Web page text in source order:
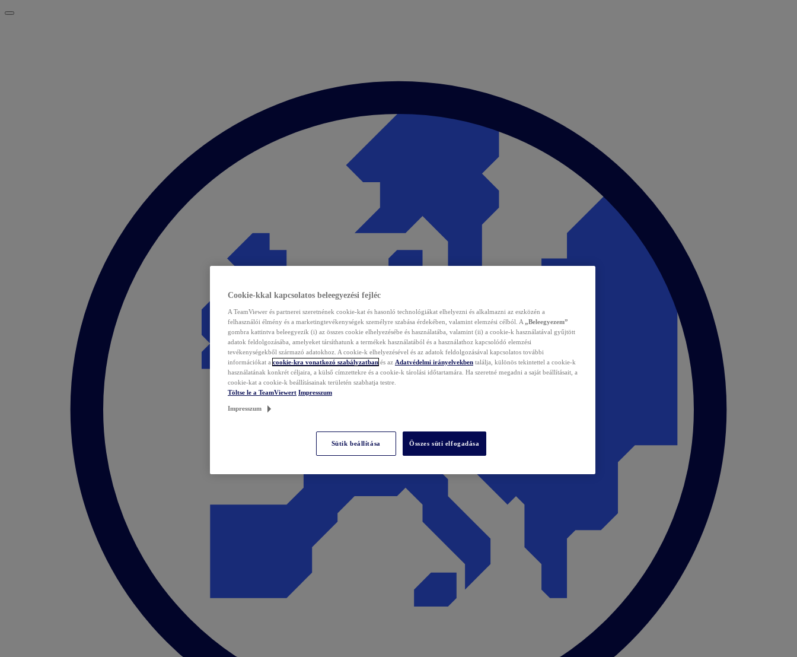
Cookie-kkal kapcsolatos beleegyezési fejléc
A TeamViewer és partnerei szeretnének cookie-kat és hasonló technológiákat elhelyezni és alkalmazni az eszközén a
felhasználói élmény és a marketingtevékenységek személyre szabása érdekében, valamint elemzési célból. A „Beleegyezem”
gombra kattintva beleegyezik (i) az összes cookie elhelyezésébe és használatába, valamint (ii) a cookie-k használatával gyűjtött
adatok feldolgozásába, amelyeket társíthatunk a termékek használatából és a használathoz kapcsolódó elemzési
tevékenységekből származó adatokhoz. A cookie-k elhelyezésével és az adatok feldolgozásával kapcsolatos további
információkat a cookie-kra vonatkozó szabályzatban és az Adatvédelmi irányelvekben találja, különös tekintettel a cookie-k
használatának konkrét céljaira, a külső címzettekre és a cookie-k tárolási időtartamára. Ha szeretné megadni a saját beállításait, a
cookie-kat a cookie-k beállításainak területén szabhatja testre.
Töltse le a TeamViewert Impresszum
Impresszum
Sütik beállítása Összes süti elfogadása